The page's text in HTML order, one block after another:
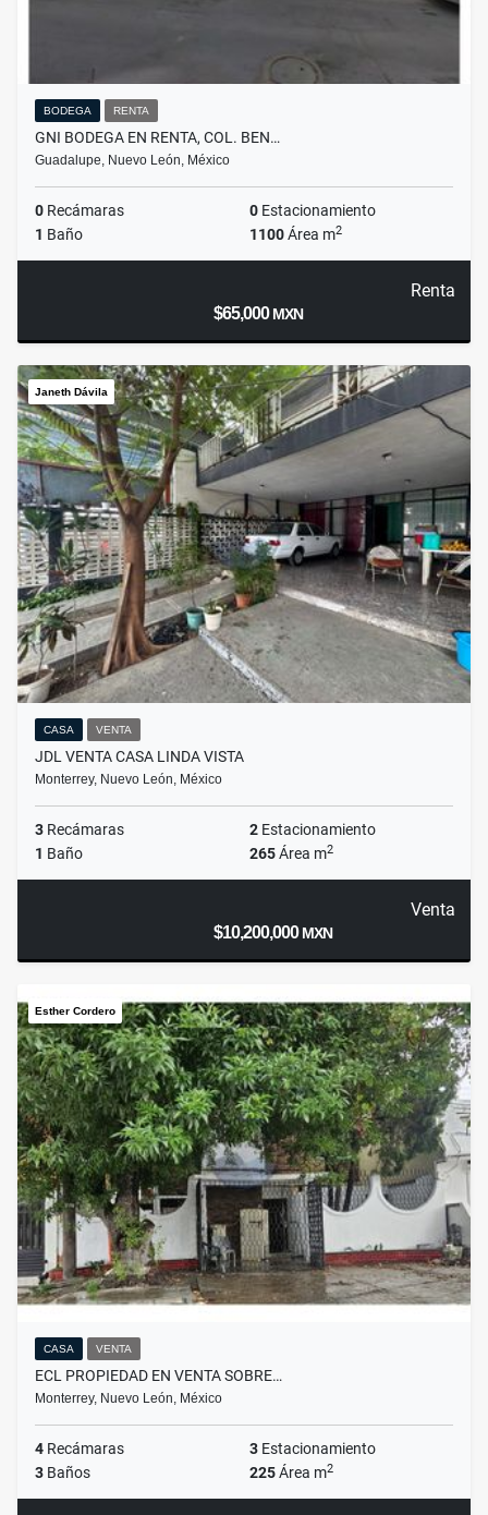
BODEGA RENTA
GNI BODEGA EN RENTA, COL. BEN…
Guadalupe, Nuevo León, México
0 Recámaras 0 Estacionamiento
1 Baño 1100Área m2
Renta
$65,000MXN
Janeth Dávila
CASA VENTA
JDL VENTA CASA LINDA VISTA
Monterrey, Nuevo León, México
3 Recámaras 2 Estacionamiento
1 Baño 265Área m2
Venta
$10,200,000MXN
Esther Cordero
CASA VENTA
ECL PROPIEDAD EN VENTA SOBRE…
Monterrey, Nuevo León, México
4 Recámaras 3 Estacionamiento
3 Baños 225Área m2